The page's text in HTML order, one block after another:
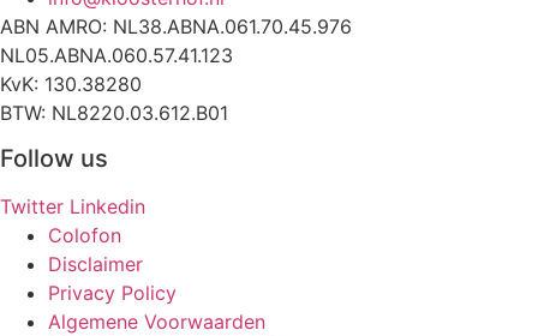
ABN AMRO: NL38.ABNA.061.70.45.976
NL05.ABNA.060.57.41.123
KvK: 130.38280
BTW: NL8220.03.612.B01
Follow us
Twitter Linkedin
Colofon
Disclaimer
Privacy Policy
Algemene Voorwaarden